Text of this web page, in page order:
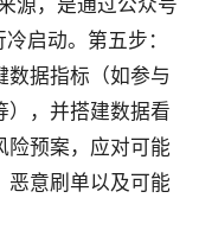
源，是通过公众号
启动。第五步：
数据指标（如参与
），并搭建数据看
险预案，应对可能
恶意刷单以及可能